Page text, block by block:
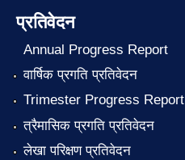
प्रतिवेदन
Annual Progress Report
वार्षिक प्रगति प्रतिवेदन
Trimester Progress Report
त्रैमासिक प्रगति प्रतिवेदन
लेखा परिक्षण प्रतिवेदन